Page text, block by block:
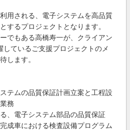
用される、電子システムを高品質
するプロジェクトとなります。
でもある高橋寿一が、クライアン
しているご支援プロジェクトのメ
します。
テムの品質保証計画立案と工程設
務
、電子システム部品の品質保証
成車における検査設備プログラム